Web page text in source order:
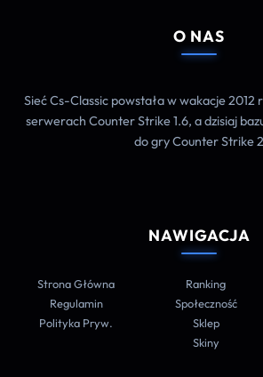
O NAS
Sieć Cs-Classic powstała w wakacje 2012
serwerach Counter Strike 1.6, a dzisiaj
do gry Counter Strike 2
NAWIGACJA
Strona Główna
Regulamin
Polityka Pryw.
Ranking
Społeczność
Sklep
Skiny